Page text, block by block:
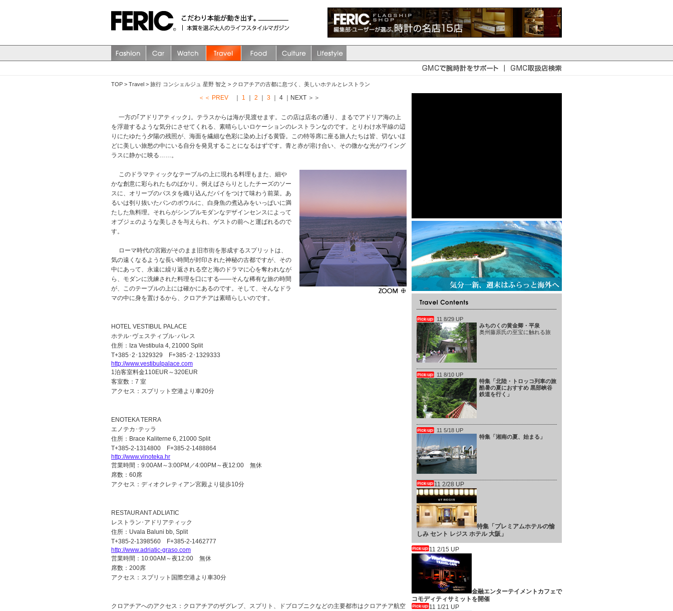
TOP > Travel > 旅行 コンシェルジュ 星野 智之 > クロアチアの古都に息づく、美しいホテルとレストラン
＜＜ PREV 1 2 3 ｜ 4 ｜NEXT ＞＞
一方の｢アドリアティック｣。テラスからは海が見渡せます。この店は店名の通り、まるでアドリア海の上
を浮遊するような気分にさせてくれる、素晴らしいロケーションのレストランなのです。とりわけ水平線の辺
りにたゆたう夕陽の残照が、海面を繊細な色彩に染め上げる黄昏。この特等席に座る旅人たちは皆、切ないほ
どに美しい旅愁の中にいる自分を発見することになるはずです。青と赤が溶け合い、その微かな光がワイング
ラスに静かに映る……。
このドラマティックなテーブルの上に現れる料理もまた、細や
かな創意に彩られたものばかり。例えばさらりとしたチーズのソー
スに、オリーブのパスタを織り込んだパイをつけて味わう前菜。あ
るいは刳り抜いたパンのボウルに、白身魚の煮込みをいっぱいに満
たした魚料理。それらがシンプルモダンなデザインセンスによって
オブジェのような美しさを与えられ、ゲストの前へと運ばれるので
す。
ローマ時代の宮殿がそのまま旧市街を形成するスプリットは、
気の遠くなるような長い時間が封印された神秘の古都ですが、その
中にあって、永遠に繰り返される空と海のドラマに心を奪われなが
ら、モダンに洗練された料理を口にする――そんな稀有な旅の時間
が、このテーブルの上には確かにあるのです。そして、そんなドラ
マの中に身を置けるから、クロアチアは素晴らしいのです。
HOTEL VESTIBUL PALACE
ホテル･ヴェスティブル･パレス
住所：Iza Vestibula 4, 21000 Split
T+385･2･1329329 F+385･2･1329333
http://www.vestibulpalace.com
1泊客室料金110EUR～320EUR
客室数：7 室
アクセス：スプリット空港より車20分
ENOTEKA TERRA
エノテカ･テッラ
住所：Brace Kaliterne 6, 21000 Split
T+385-2-1314800 F+385-2-1488864
http://www.vinoteka.hr
営業時間：9:00AM～3:00PM／4:00PM～夜12:00 無休
席数：60席
アクセス：ディオクレティアン宮殿より徒歩10分
RESTAURANT ADLIATIC
レストラン･アドリアティック
住所：Uvala Baluni bb, Split
T+385-2-1398560 F+385-2-1462777
http://www.adriatic-graso.com
営業時間：10:00AM～夜12:00 無休
席数：200席
アクセス：スプリット国際空港より車30分
クロアチアへのアクセス：クロアチアのザグレブ、スプリト、ドブロブニクなどの主要都市はクロアチア航空
11 8/29 UP
みちのくの黄金卿・平泉
奥州藤原氏の至宝に触れる旅
11 8/10 UP
特集「北陸・トロッコ列車の旅
酷暑の夏におすすめ 黒部峡谷
鉄道を行く」
11 5/18 UP
特集「湘南の夏、始まる」
11 2/28 UP
特集「プレミアムホテルの愉
しみ セント レジス ホテル 大阪」
11 2/15 UP
金融エンターテイメントカフェで
コモディティサミットを開催
11 1/21 UP